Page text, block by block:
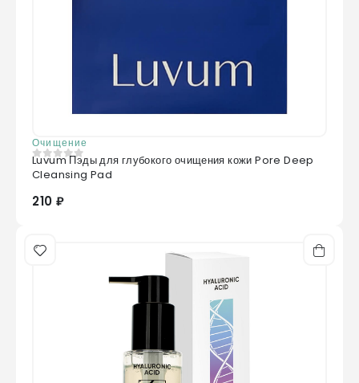
Очищение
0из 5
Luvum Пэды для глубокого очищения кожи Pore Deep
Cleansing Pad
210 ₽